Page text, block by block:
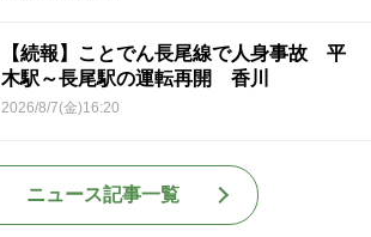
【続報】ことでん長尾線で人身事故 平
木駅～長尾駅の運転再開 香川
2026/8/7(金)16:20
ニュース記事一覧